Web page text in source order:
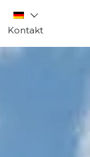
Kontakt